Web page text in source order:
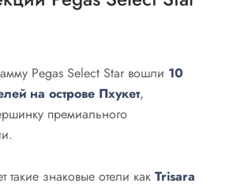
Pegas Select Star вошли 10
на острове Пхукет,
премиального
такие знаковые отели как Trisara